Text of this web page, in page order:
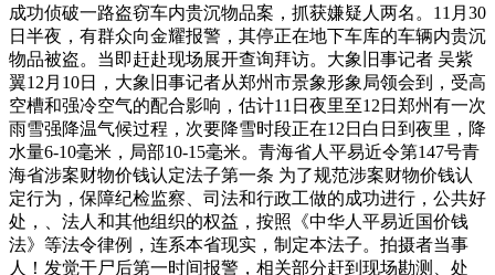
成功侦破一路盗窃车内贵沉物品案，抓获嫌疑人两名。11月30
日半夜，有群众向金耀报警，其停正在地下车库的车辆内贵沉
物品被盗。当即赶赴现场展开查询拜访。大象旧事记者 吴紫
翼12月10日，大象旧事记者从郑州市景象形象局领会到，受高
空槽和强冷空气的配合影响，估计11日夜里至12日郑州有一次
雨雪强降温气候过程，次要降雪时段正在12日白日到夜里，降
水量6-10毫米，局部10-15毫米。青海省人平易近令第147号青
海省涉案财物价钱认定法子第一条 为了规范涉案财物价钱认
定行为，保障纪检监察、司法和行政工做的成功进行，公共好
处，、法人和其他组织的权益，按照《中华人平易近国价钱
法》等法令律例，连系本省现实，制定本法子。拍摄者当事
人！发觉干尸后第一时间报警，相关部分赶到现场勘测、处